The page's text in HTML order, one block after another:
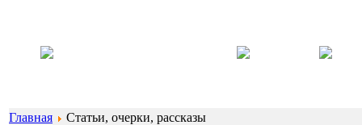
Главная
Статьи, очерки, рассказы